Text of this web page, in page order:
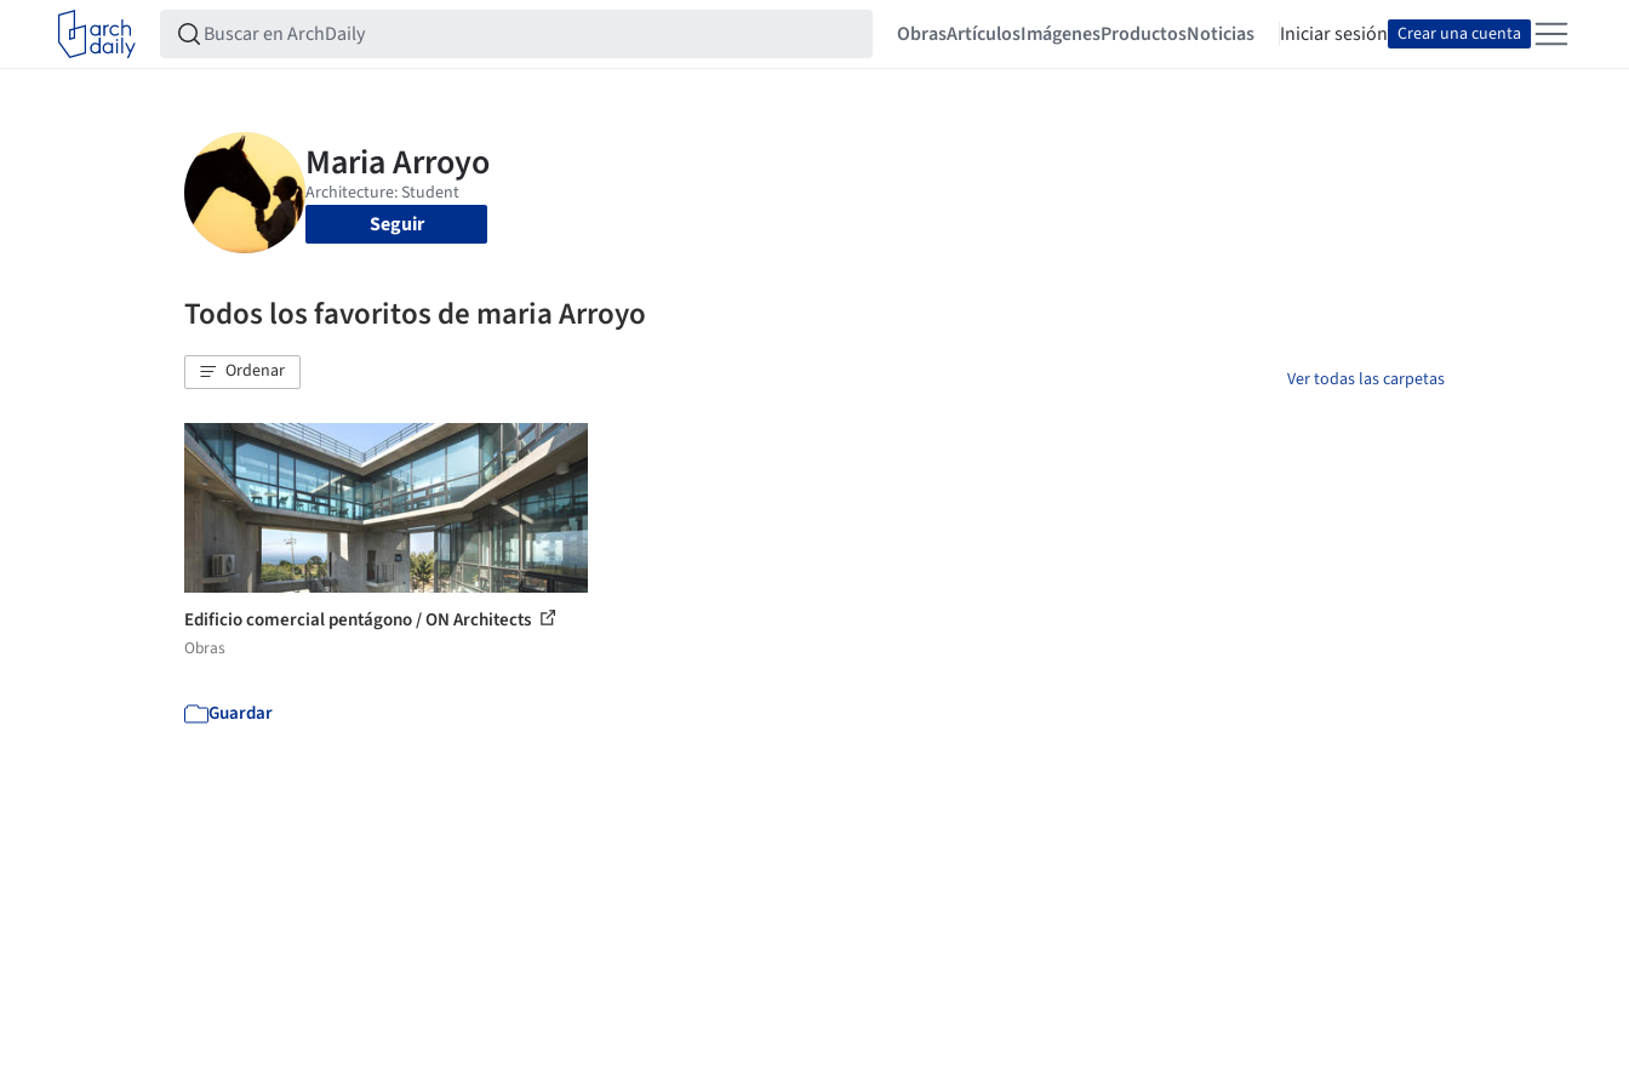
ObrasArtículosImágenesProductosNoticias Iniciar sesión Crear una cuenta
Seguir
Todos los favoritos de maria Arroyo
Ordenar Ver todas las carpetas
Edificio comercial pentágono / ON Architects
Obras
Guardar